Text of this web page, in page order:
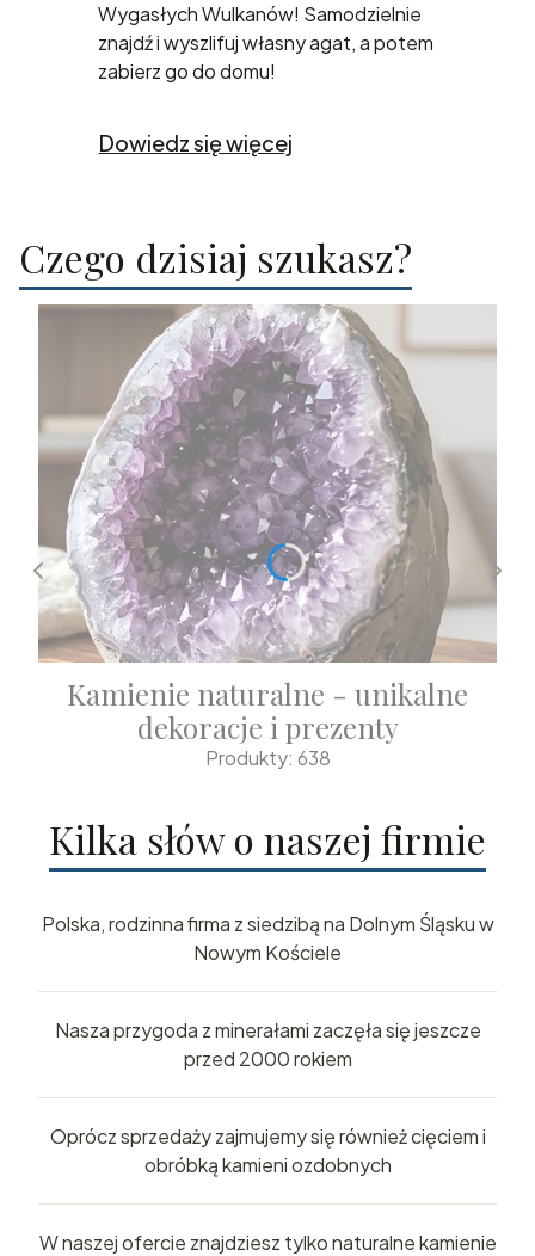
Wygasłych Wulkanów! Samodzielnie
znajdź i wyszlifuj własny agat, a potem
zabierz go do domu!
Dowiedz się więcej
Czego dzisiaj szukasz?
Kamienie naturalne - unikalne
dekoracje i prezenty
Produkty: 638
Kilka słów o naszej firmie
Polska, rodzinna firma z siedzibą na Dolnym Śląsku w
Nowym Kościele
Nasza przygoda z minerałami zaczęła się jeszcze
przed 2000 rokiem
Oprócz sprzedaży zajmujemy się również cięciem i
obróbką kamieni ozdobnych
W naszej ofercie znajdziesz tylko naturalne kamienie